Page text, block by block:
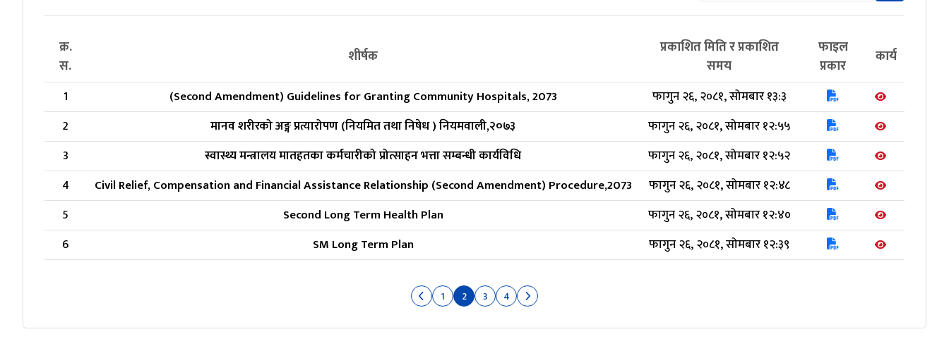
क्र.
स.
शीर्षक
प्रकाशित मिति र प्रकाशित
समय
फाइल
प्रकार
कार्य
1 (Second Amendment) Guidelines for Granting Community Hospitals, 2073
फागुन २६, २०८१, सोमबार १३:३
2
मानव शरीरको अङ्ग प्रत्यारोपण (नियमित तथा निषेध ) नियमवाली,२०७३
फागुन २६, २०८१, सोमबार १२:५५
3
स्वास्थ्य मन्त्रालय मातहतका कर्मचारीको प्रोत्साहन भत्ता सम्बन्धी कार्यविधि
फागुन २६, २०८१, सोमबार १२:५२
4
Civil Relief, Compensation and Financial Assistance Relationship (Second Amendment) Procedure,2073
फागुन २६, २०८१, सोमबार १२:४८
5
Second Long Term Health Plan
फागुन २६, २०८१, सोमबार १२:४०
6
SM Long Term Plan फागुन २६, २०८१, सोमबार १२:३९
1 2 3 4